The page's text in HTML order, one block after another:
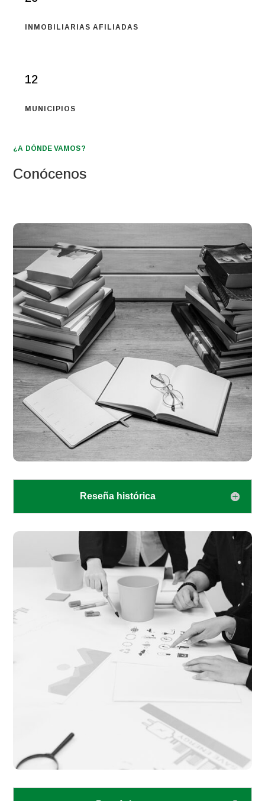
INMOBILIARIAS AFILIADAS
12
MUNICIPIOS
¿A DÓNDE VAMOS?
Conócenos
Reseña histórica